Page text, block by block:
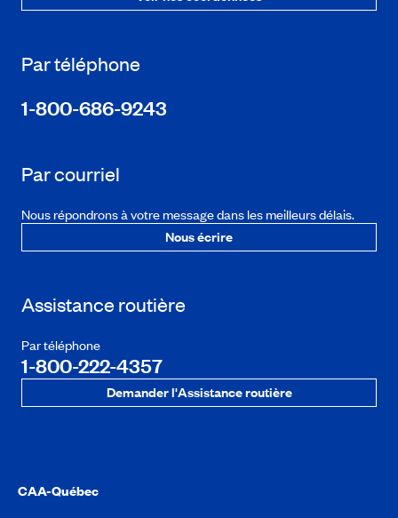
Par téléphone
1-800-686-9243
Par courriel
Nous répondrons à votre message dans les meilleurs délais.
Nous écrire
Assistance routière
Par téléphone
1-800-222-4357
Demander l'Assistance routière
CAA-Québec